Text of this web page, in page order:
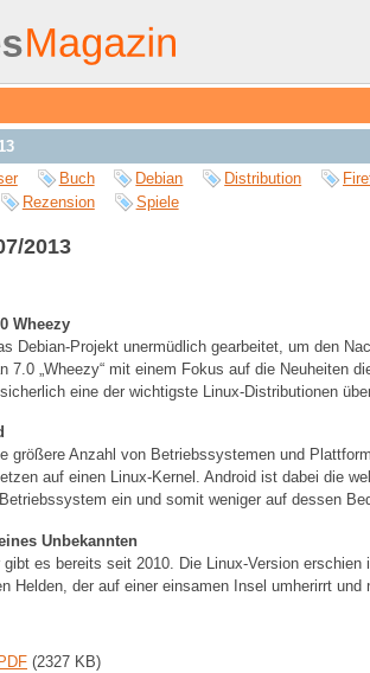
Buch Debian Distribution
Rezension Spiele
2013
Wheezy
Debian-Projekt unermüdlich gearbeitet, um den
7.0 „Wheezy“ mit einem Fokus auf die Neuheiten
eine der wichtigste Linux-Distributionen
größere Anzahl von Betriebssystemen und
auf einen Linux-Kernel. Android ist dabei die
ein und somit weniger auf dessen
Unbekannten
es bereits seit 2010. Die Linux-Version
Helden, der auf einer einsamen Insel umherirrt
(2327 KB)